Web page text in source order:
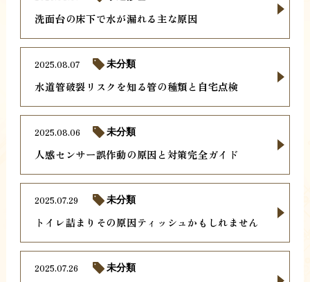
洗面台の床下で水が漏れる主な原因
水道管破裂リスクを知る管の種類と自宅点検
2025.08.07 未分類
人感センサー誤作動の原因と対策完全ガイド
2025.08.06 未分類
トイレ詰まりその原因ティッシュかもしれません
2025.07.29 未分類
2025.07.26 未分類